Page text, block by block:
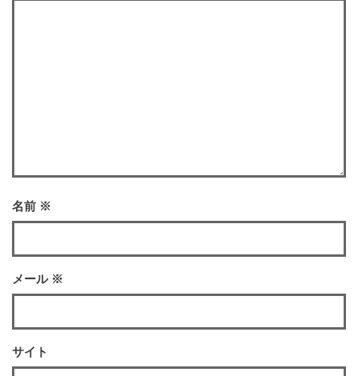
名前 ※
メール ※
サイト